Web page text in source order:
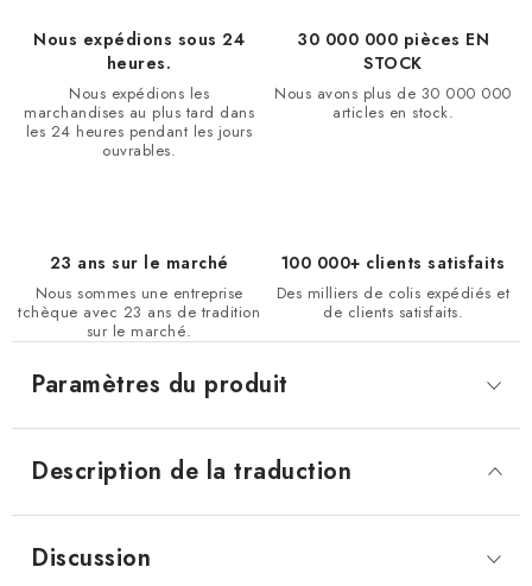
Nous expédions sous 24
heures.
Nous expédions les
marchandises au plus tard dans
les 24 heures pendant les jours
ouvrables.
30 000 000 pièces EN
STOCK
Nous avons plus de 30 000 000
articles en stock.
23 ans sur le marché
Nous sommes une entreprise
tchèque avec 23 ans de tradition
sur le marché.
100 000+ clients satisfaits
Des milliers de colis expédiés et
de clients satisfaits.
Description de la traduction
Paramètres du produit
Discussion